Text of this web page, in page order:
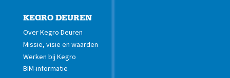
KEGRO DEUREN
Over Kegro Deuren
Missie, visie en waarden
Werken bij Kegro
BIM-informatie